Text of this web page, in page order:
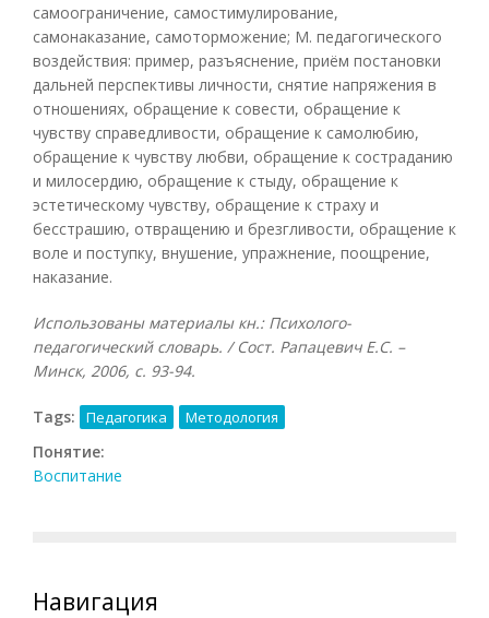
самоограничение, самостимулирование,
самонаказание, самоторможение; М. педагогического
воздействия: пример, разъяснение, приём постановки
дальней перспективы личности, снятие напряжения в
отношениях, обращение к совести, обращение к
чувству справедливости, обращение к самолюбию,
обращение к чувству любви, обращение к состраданию
и милосердию, обращение к стыду, обращение к
эстетическому чувству, обращение к страху и
бесстрашию, отвращению и брезгливости, обращение к
воле и поступку, внушение, упражнение, поощрение,
наказание.
Использованы материалы кн.: Психолого-
педагогический словарь. / Сост. Рапацевич Е.С. –
Минск, 2006, с. 93-94.
Tags: Педагогика Методология
Понятие:
Воспитание
Навигация